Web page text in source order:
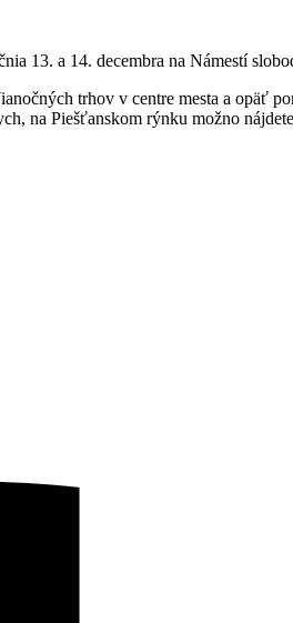
13. a 14. decembra na Námestí
trhov v centre mesta a opäť
na Piešťanskom rýnku možno